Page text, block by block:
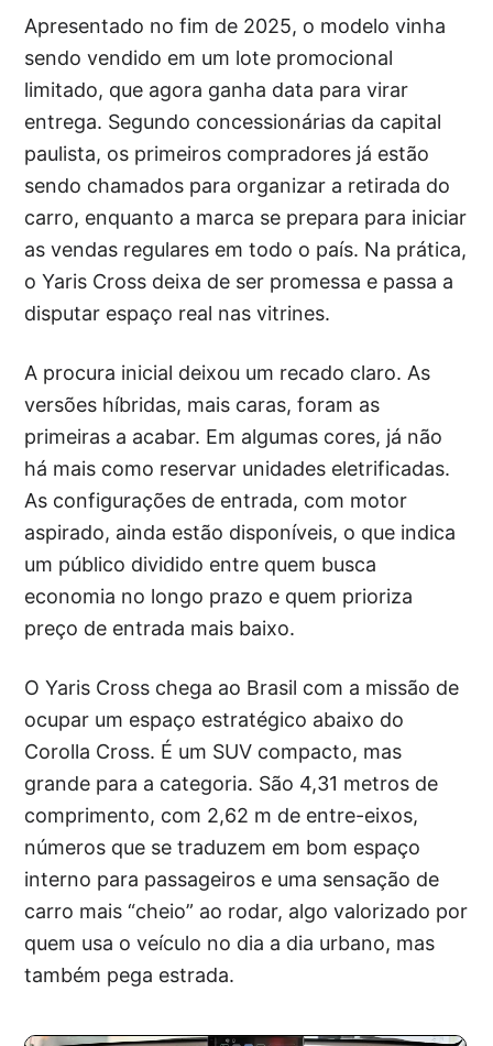
Apresentado no fim de 2025, o modelo vinha
sendo vendido em um lote promocional
limitado, que agora ganha data para virar
entrega. Segundo concessionárias da capital
paulista, os primeiros compradores já estão
sendo chamados para organizar a retirada do
carro, enquanto a marca se prepara para iniciar
as vendas regulares em todo o país. Na prática,
o Yaris Cross deixa de ser promessa e passa a
disputar espaço real nas vitrines.
A procura inicial deixou um recado claro. As
versões híbridas, mais caras, foram as
primeiras a acabar. Em algumas cores, já não
há mais como reservar unidades eletrificadas.
As configurações de entrada, com motor
aspirado, ainda estão disponíveis, o que indica
um público dividido entre quem busca
economia no longo prazo e quem prioriza
preço de entrada mais baixo.
O Yaris Cross chega ao Brasil com a missão de
ocupar um espaço estratégico abaixo do
Corolla Cross. É um SUV compacto, mas
grande para a categoria. São 4,31 metros de
comprimento, com 2,62 m de entre-eixos,
números que se traduzem em bom espaço
interno para passageiros e uma sensação de
carro mais “cheio” ao rodar, algo valorizado por
quem usa o veículo no dia a dia urbano, mas
também pega estrada.